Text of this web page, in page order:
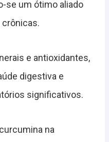
se um ótimo aliado
crônicas.
e antioxidantes,
digestiva e
significativos.
na